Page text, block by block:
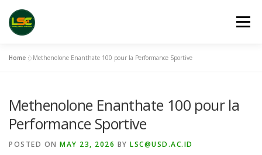
content
Menu
ACCEPTED ABSTRACTS VENUES LINKS
Home »Methenolone Enanthate 100 pour la Performance Sportive
Methenolone Enanthate 100 pour la
Performance Sportive
POSTED ON MAY 23, 2026 BY LSC@USD.AC.ID